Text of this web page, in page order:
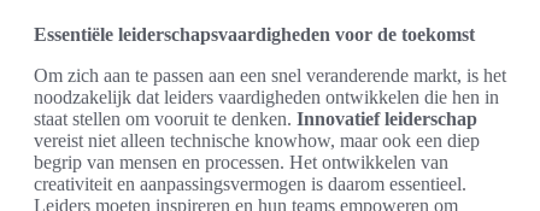
Essentiële leiderschapsvaardigheden voor de toekomst
Om zich aan te passen aan een snel veranderende markt, is het
noodzakelijk dat leiders vaardigheden ontwikkelen die hen in
staat stellen om vooruit te denken. Innovatief leiderschap
vereist niet alleen technische knowhow, maar ook een diep
begrip van mensen en processen. Het ontwikkelen van
creativiteit en aanpassingsvermogen is daarom essentieel.
Leiders moeten inspireren en hun teams empoweren om